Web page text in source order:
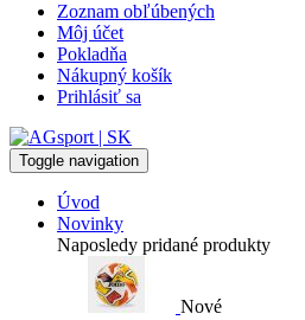
Zoznam obľúbených
Môj účet
Pokladňa
Nákupný košík
Prihlásiť sa
Toggle navigation
Úvod
Novinky
Naposledy pridané produkty
Nové